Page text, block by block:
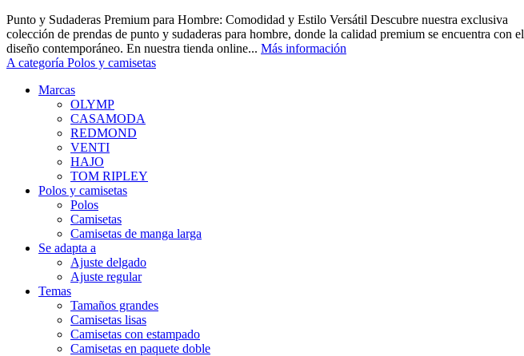
Punto y Sudaderas Premium para Hombre: Comodidad y Estilo Versátil Descubre nuestra exclusiva
colección de prendas de punto y sudaderas para hombre, donde la calidad premium se encuentra con el
diseño contemporáneo. En nuestra tienda online... Más información
A categoría Polos y camisetas
Marcas
OLYMP
CASAMODA
REDMOND
VENTI
HAJO
TOM RIPLEY
Polos y camisetas
Polos
Camisetas
Camisetas de manga larga
Se adapta a
Ajuste delgado
Ajuste regular
Temas
Tamaños grandes
Camisetas lisas
Camisetas con estampado
Camisetas en paquete doble